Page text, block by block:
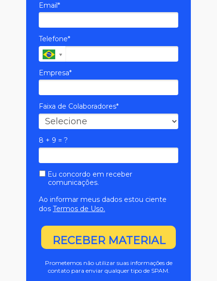
Email*
Telefone*
Empresa*
Faixa de Colaboradores*
8 + 9 = ?
Eu concordo em receber
comunicações.
Ao informar meus dados estou ciente
dos Termos de Uso.
RECEBER MATERIAL
Prometemos não utilizar suas informações de
contato para enviar qualquer tipo de SPAM.